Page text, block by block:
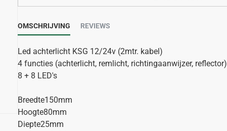
OMSCHRIJVING REVIEWS
Led achterlicht KSG 12/24v (2mtr. kabel)
4 functies (achterlicht, remlicht, richtingaanwijzer, reflector)
8 + 8 LED's
Breedte150mm
Hoogte80mm
Diepte25mm